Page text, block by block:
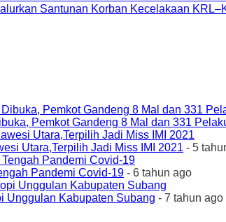
Santunan Korban Kecelakaan
Pemkot Gandeng 8 Mal dan 331
Utara,Terpilih Jadi Miss IMI 2021 - 5
Pandemi Covid-19 - 6 tahun ago
Unggulan Kabupaten Subang - 7 tahun ago